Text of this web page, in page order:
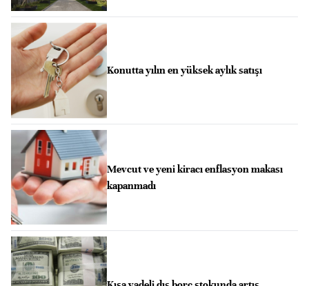
Konutta yılın en yüksek aylık satışı
Mevcut ve yeni kiracı enflasyon makası
kapanmadı